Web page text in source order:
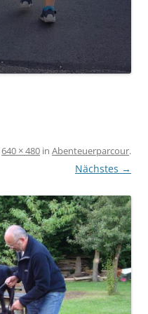
640 × 480 in Abenteuerparcour.
Nächstes →